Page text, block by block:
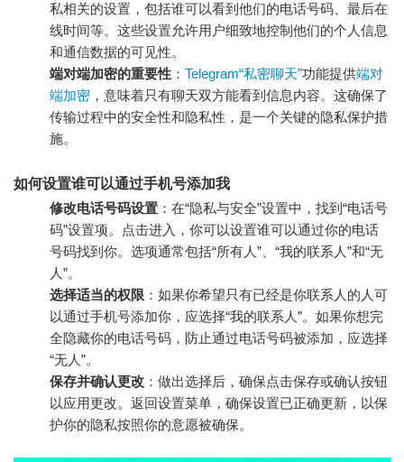
私相关的设置，包括谁可以看到他们的电话号码、最后在
线时间等。这些设置允许用户细致地控制他们的个人信息
和通信数据的可见性。
端对端加密的重要性 ： Telegram“私密聊天”功能提供端对
端加密 ，意味着只有聊天双方能看到信息内容。这确保了
传输过程中的安全性和隐私性，是一个关键的隐私保护措
施。
如何设置谁可以通过手机号添加我
修改电话号码设置 ：在“隐私与安全”设置中，找到“电话号
码”设置项。点击进入，你可以设置谁可以通过你的电话
号码找到你。选项通常包括“所有人”、“我的联系人”和“无
人”。
选择适当的权限 ：如果你希望只有已经是你联系人的人可
以通过手机号添加你，应选择“我的联系人”。如果你想完
全隐藏你的电话号码，防止通过电话号码被添加，应选择
“无人”。
保存并确认更改 ：做出选择后，确保点击保存或确认按钮
以应用更改。返回设置菜单，确保设置已正确更新，以保
护你的隐私按照你的意愿被确保。